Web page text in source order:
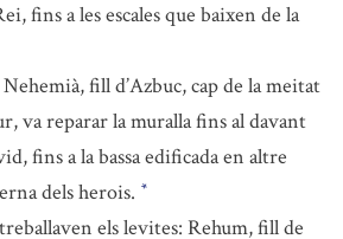
fins a les escales que baixen de la
fill d’Azbuc, cap de la meitat
va reparar la muralla fins al davant
fins a la bassa edificada en altre
dels herois. *
els levites: Rehum, fill de